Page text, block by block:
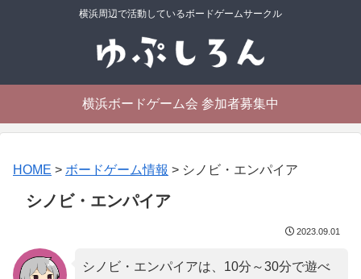
横浜周辺で活動しているボードゲームサークル
横浜ボードゲーム会 参加者募集中
HOME > ボードゲーム情報 > シノビ・エンパイア
シノビ・エンパイア
2023.09.01
シノビ・エンパイアは、10分～30分で遊べ